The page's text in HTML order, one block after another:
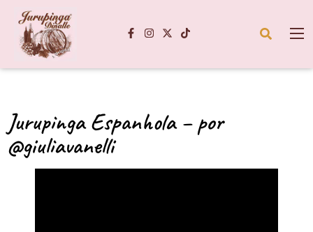
Jurupinga Espanhola – por
@giuliavanelli